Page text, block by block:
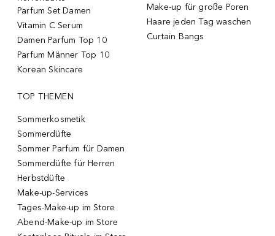
Parfum Set Damen
Vitamin C Serum
Damen Parfum Top 10
Parfum Männer Top 10
Korean Skincare
Make-up für große Poren
Haare jeden Tag waschen
Curtain Bangs
TOP THEMEN
Sommerkosmetik
Sommerdüfte
Sommer Parfum für Damen
Sommerdüfte für Herren
Herbstdüfte
Make-up-Services
Tages-Make-up im Store
Abend-Make-up im Store